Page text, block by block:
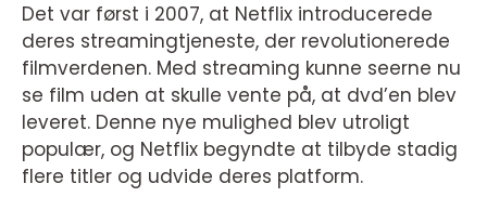
Det var først i 2007, at Netflix introducerede
deres streamingtjeneste, der revolutionerede
filmverdenen. Med streaming kunne seerne nu
se film uden at skulle vente på, at dvd’en blev
leveret. Denne nye mulighed blev utroligt
populær, og Netflix begyndte at tilbyde stadig
flere titler og udvide deres platform.